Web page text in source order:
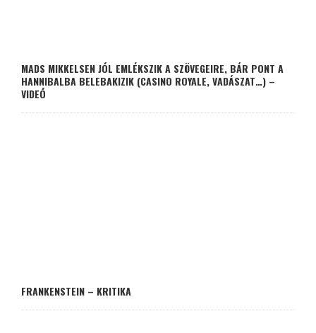
MADS MIKKELSEN JÓL EMLÉKSZIK A SZÖVEGEIRE, BÁR PONT A
HANNIBALBA BELEBAKIZIK (CASINO ROYALE, VADÁSZAT…) –
VIDEÓ
FRANKENSTEIN – KRITIKA